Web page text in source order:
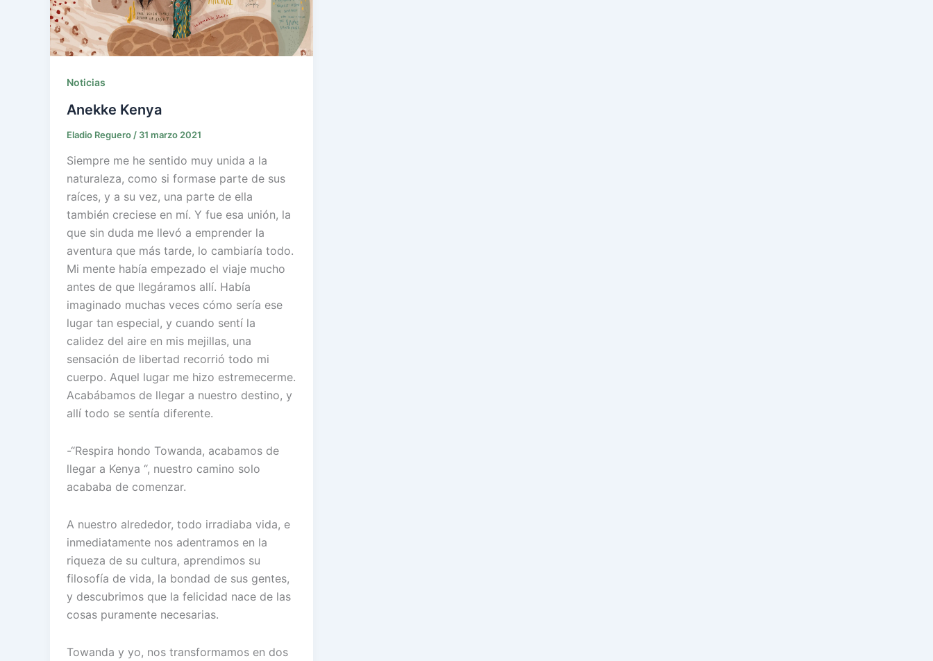
Noticias
Anekke Kenya
Eladio Reguero / 31 marzo 2021
Siempre me he sentido muy unida a la
naturaleza, como si formase parte de sus
raíces, y a su vez, una parte de ella
también creciese en mí. Y fue esa unión, la
que sin duda me llevó a emprender la
aventura que más tarde, lo cambiaría todo.
Mi mente había empezado el viaje mucho
antes de que llegáramos allí. Había
imaginado muchas veces cómo sería ese
lugar tan especial, y cuando sentí la
calidez del aire en mis mejillas, una
sensación de libertad recorrió todo mi
cuerpo. Aquel lugar me hizo estremecerme.
Acabábamos de llegar a nuestro destino, y
allí todo se sentía diferente.
-“Respira hondo Towanda, acabamos de
llegar a Kenya “, nuestro camino solo
acababa de comenzar.
A nuestro alrededor, todo irradiaba vida, e
inmediatamente nos adentramos en la
riqueza de su cultura, aprendimos su
filosofía de vida, la bondad de sus gentes,
y descubrimos que la felicidad nace de las
cosas puramente necesarias.
Towanda y yo, nos transformamos en dos